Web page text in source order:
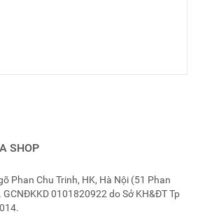
SHOP
Phan Chu Trinh, HK, Hà Nội (51 Phan
0101820922 do Sở KH&ĐT Tp